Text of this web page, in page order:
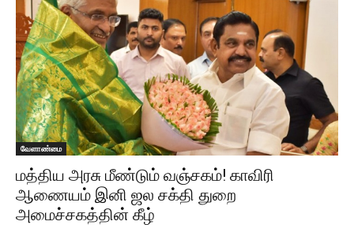
வேளாண்மை
மத்திய அரசு மீண்டும் வஞ்சகம்! காவிரி
ஆணையம் இனி ஜல சக்தி துறை
அமைச்சகத்தின் கீழ்